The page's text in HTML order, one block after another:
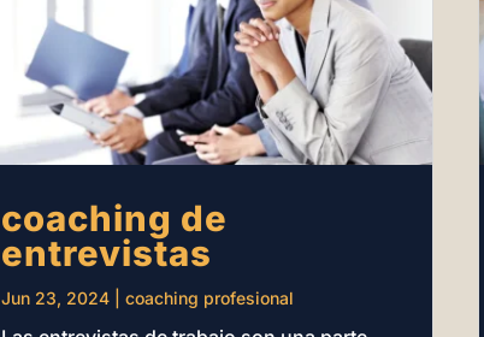
coaching de
entrevistas
Jun 23, 2024 |coaching profesional